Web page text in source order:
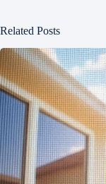
Related Posts